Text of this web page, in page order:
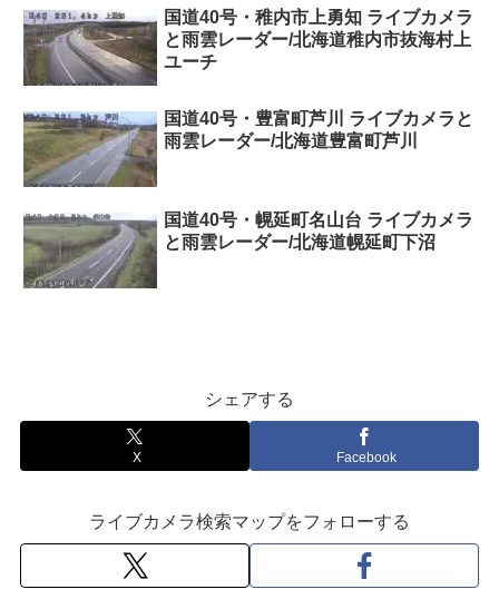
国道40号・稚内市上勇知 ライブカメラ
と雨雲レーダー/北海道稚内市抜海村上
ユーチ
国道40号・豊富町芦川 ライブカメラと
雨雲レーダー/北海道豊富町芦川
国道40号・幌延町名山台 ライブカメラ
と雨雲レーダー/北海道幌延町下沼
シェアする
X Facebook
ライブカメラ検索マップをフォローする